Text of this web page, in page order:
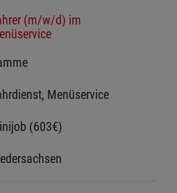
(m/w/d) im
Menüservice
(603€)